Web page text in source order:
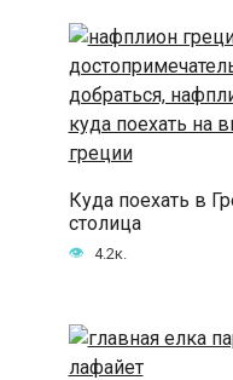
Куда поехать в
столица
4.2к.